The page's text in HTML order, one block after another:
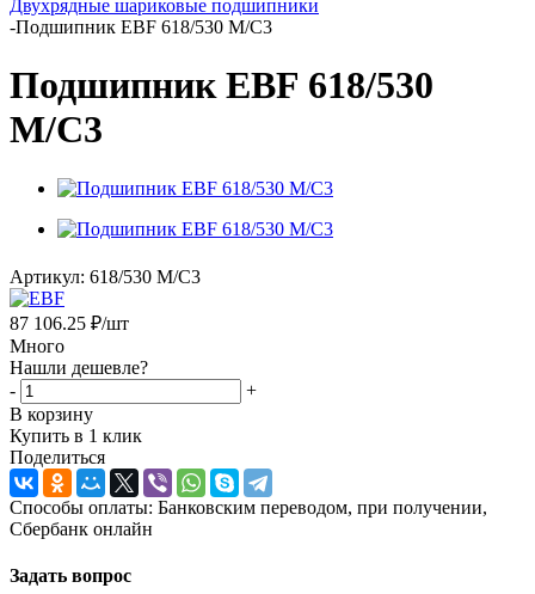
Двухрядные шариковые подшипники
-Подшипник EBF 618/530 M/C3
Подшипник EBF 618/530
M/C3
Артикул: 618/530 M/C3
87 106.25 ₽/шт
Много
Нашли дешевле?
-
+
В корзину
Купить в 1 клик
Поделиться
Способы оплаты: Банковским переводом, при получении,
Сбербанк онлайн
Задать вопрос